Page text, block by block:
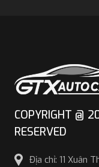
COPYRIGHT @
RESERVED
Địa chỉ: 11 Xuân